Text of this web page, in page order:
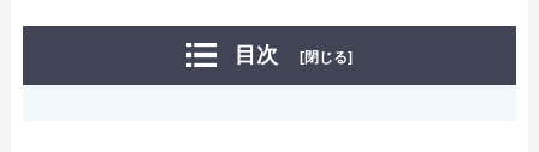
目次 [閉じる]